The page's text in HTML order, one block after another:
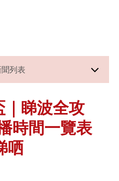
列表
｜睇波全攻
時間一覽表
哂